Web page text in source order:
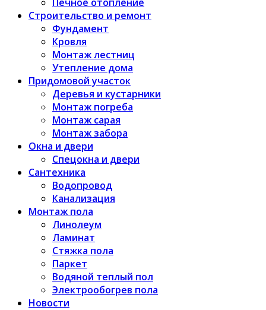
Строительство и ремонт
Фундамент
Кровля
Монтаж лестниц
Утепление дома
Придомовой участок
Деревья и кустарники
Монтаж погреба
Монтаж сарая
Монтаж забора
Окна и двери
Спецокна и двери
Сантехника
Водопровод
Канализация
Монтаж пола
Линолеум
Ламинат
Стяжка пола
Паркет
Водяной теплый пол
Электрообогрев пола
Новости